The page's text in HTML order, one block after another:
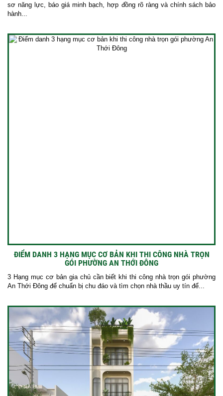
sơ năng lực, báo giá minh bạch, hợp đồng rõ ràng và chính sách bảo
hành...
ĐIỂM DANH 3 HẠNG MỤC CƠ BẢN KHI THI CÔNG NHÀ TRỌN
GÓI PHƯỜNG AN THỚI ĐÔNG
3 Hạng mục cơ bản gia chủ cần biết khi thi công nhà trọn gói phường
An Thới Đông để chuẩn bị chu đáo và tìm chọn nhà thầu uy tín để...